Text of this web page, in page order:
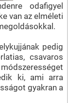
odafigyel
van az elméleti
pedig
csavaros
ki, ami arra
gyakran a